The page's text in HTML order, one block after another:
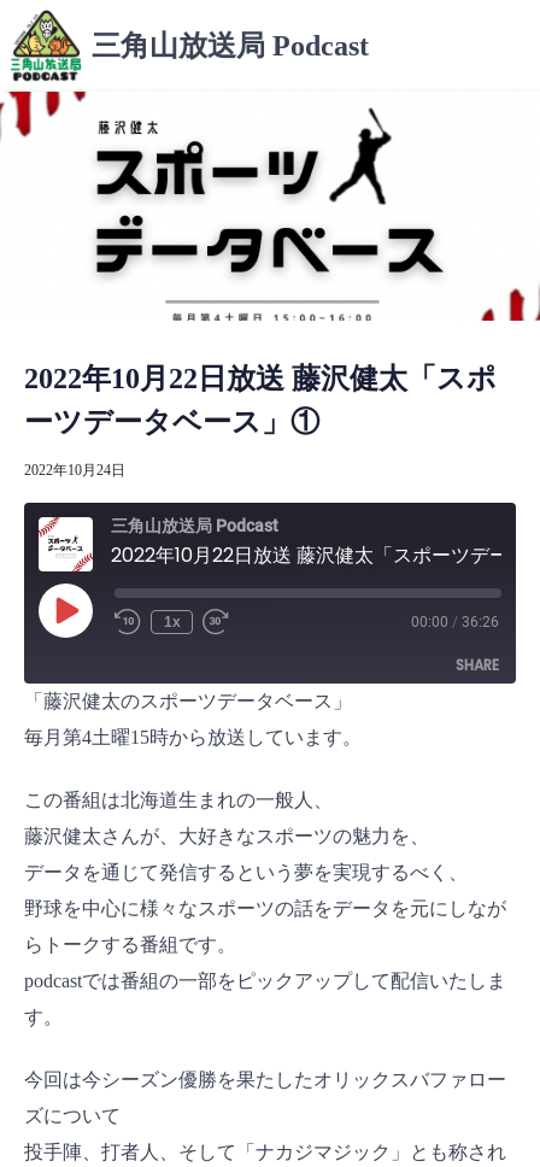
ン
テ
ン
ツ
三角山放送局 Podcast
2022年10月22日放送 藤沢健太「スポ
ーツデータベース」①
2022年10月24日
三角山放送局 Podcast
P
l
E
p
s
o
1x 00:00 / 36:26
SHARE
SHARE
EMBED
「藤沢健太のスポーツデータベース」
毎月第4土曜15時から放送しています。
この番組は北海道生まれの一般人、
藤沢健太さんが、大好きなスポーツの魅力を、
データを通じて発信するという夢を実現するべく、
野球を中心に様々なスポーツの話をデータを元にしなが
らトークする番組です。
podcastでは番組の一部をピックアップして配信いたしま
す。
今回は今シーズン優勝を果たしたオリックスバファロー
ズについて
投手陣、打者人、そして「ナカジマジック」とも称され